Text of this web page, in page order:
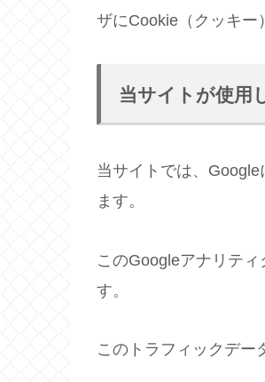
ザにCookie（クッキー
当サイトが使用
当サイトでは、
ます。
このGoogleアナリテ
す。
このトラフィックデー